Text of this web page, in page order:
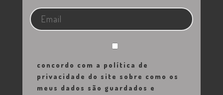
concordo com a política de
privacidade do site sobre como os
meus dados são guardados e